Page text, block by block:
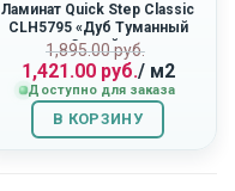
Ламинат Quick Step Classic
CLH5795 «Дуб Туманный
Серый»
1,895.00руб.
цена
составляла
1,895.00
руб..
1,421.00руб.
Текущая
цена:
1,421.00
руб..
/ м2
Доступно для заказа
В КОРЗИНУ